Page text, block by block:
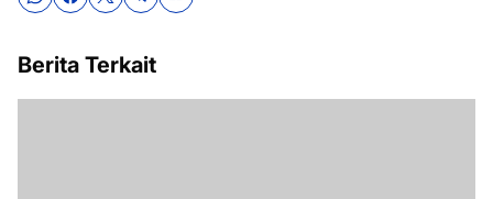
Berita Terkait